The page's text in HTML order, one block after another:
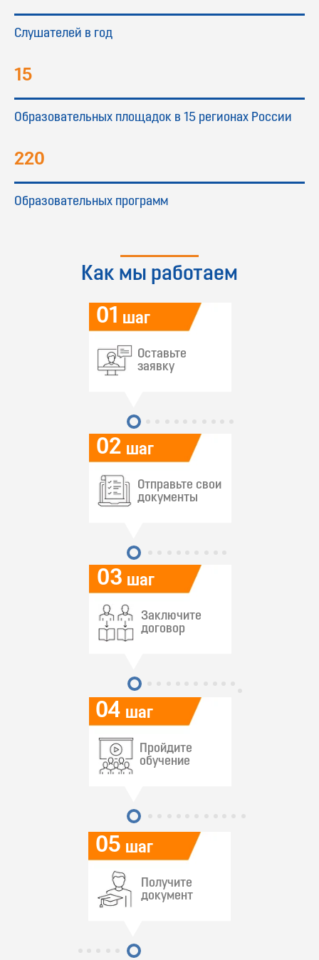
Слушателей в год
15
Образовательных площадок в 15 регионах России
220
Образовательных программ
Как мы работаем
05
04
03
02
01
Оставьте
заявку
шаг
шаг
шаг
шаг
шаг
Отправьте свои
документы
Заключите
договор
Пройдите
обучение
Получите
документ